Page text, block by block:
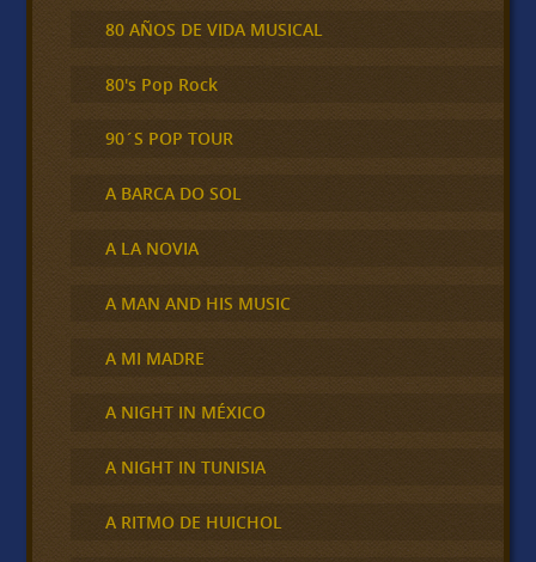
80 AÑOS DE VIDA MUSICAL
80's Pop Rock
90´S POP TOUR
A BARCA DO SOL
A LA NOVIA
A MAN AND HIS MUSIC
A MI MADRE
A NIGHT IN MÉXICO
A NIGHT IN TUNISIA
A RITMO DE HUICHOL